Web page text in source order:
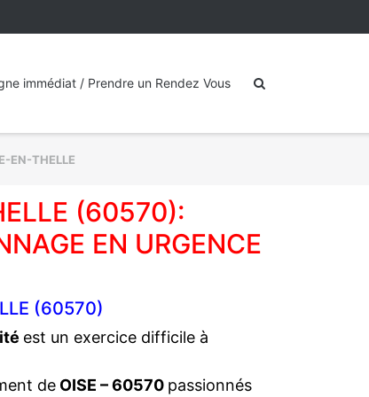
immédiat / Prendre un Rendez Vous
EN-THELLE
(60570):
EN URGENCE
(60570)
est un exercice difficile à
de OISE – 60570 passionnés